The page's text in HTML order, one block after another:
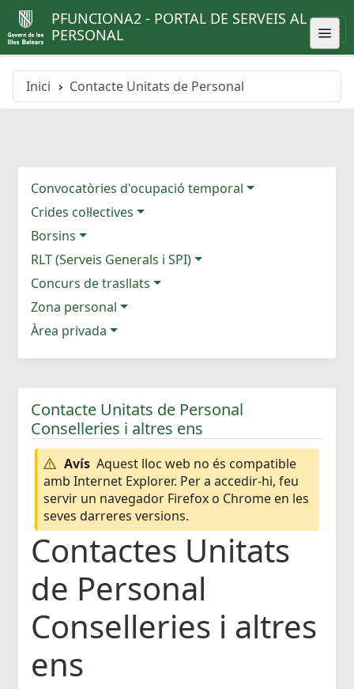
PFUNCIONA2 - PORTAL DE SERVEIS AL
PERSONAL
Inici Contacte Unitats de Personal
Convocatòries d'ocupació temporal
Crides col·lectives
Borsins
RLT (Serveis Generals i SPI)
Concurs de trasllats
Zona personal
Àrea privada
Contacte Unitats de Personal
Conselleries i altres ens
Avís Aquest lloc web no és compatible
amb Internet Explorer. Per a accedir-hi, feu
servir un navegador Firefox o Chrome en les
seves darreres versions.
Contactes Unitats
de Personal
Conselleries i altres
ens